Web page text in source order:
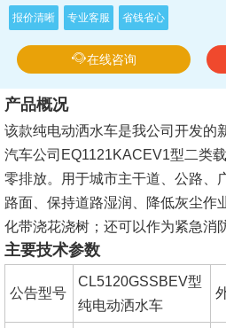
报价清晰 专业客服 省钱省心
在线咨询
产品概况
该款纯电动洒水车是我公司开发的
汽车公司EQ1121KACEV1型二类
零排放。用于城市主干道、公路、
路面、保持道路湿润、降低灰尘作
化带浇花浇树；还可以作为紧急消
主要技术参数
公告型号
CL5120GSSBEV型
纯电动洒水车